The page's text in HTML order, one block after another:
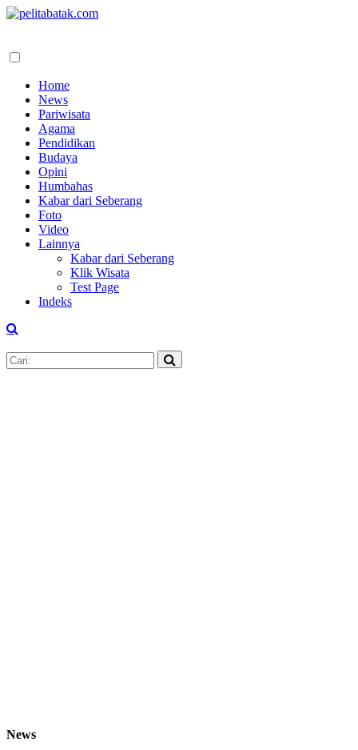
Home
News
Pariwisata
Agama
Pendidikan
Budaya
Opini
Humbahas
Kabar dari Seberang
Foto
Video
Lainnya
Kabar dari Seberang
Klik Wisata
Test Page
Indeks
News